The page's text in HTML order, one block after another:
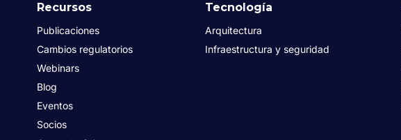
Recursos
Publicaciones
Cambios regulatorios
Webinars
Blog
Eventos
Socios
Tecnología
Arquitectura
Infraestructura y seguridad